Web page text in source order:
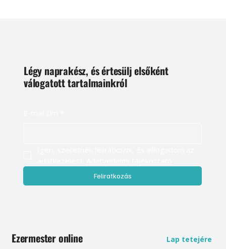
Légy naprakész, és értesülj elsőként
válogatott tartalmainkról
Feliratkozás
Ezermester online Lap tetejére